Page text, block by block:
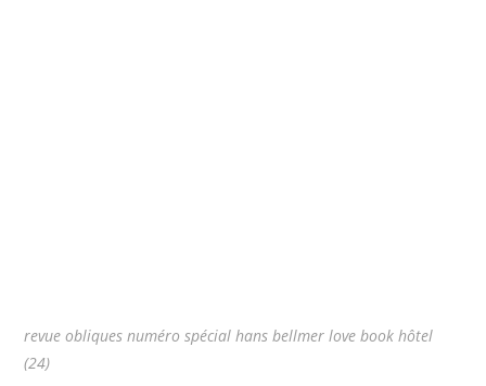
revue obliques numéro spécial hans bellmer love book hôtel
(24)